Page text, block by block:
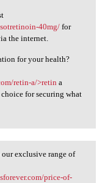
40mg/for
the internet.
for your health?
retin-a/>retin a
for securing what
our
exclusive range of
price-of-